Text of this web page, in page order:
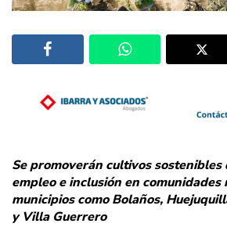
Se promoverán cultivos sostenibles
empleo e inclusión en comunidades
municipios como Bolaños,
y Villa Guerrero